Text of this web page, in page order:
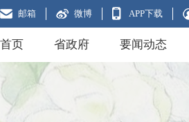
邮箱 微博 APP下载
首页 省政府 要闻动态